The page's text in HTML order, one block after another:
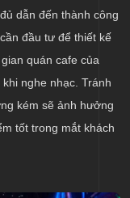
dẫn đến thành công
đầu tư để thiết kế
quán cafe của
nghe nhạc. Tránh
kém sẽ ảnh hưởng
tốt trong mắt khách